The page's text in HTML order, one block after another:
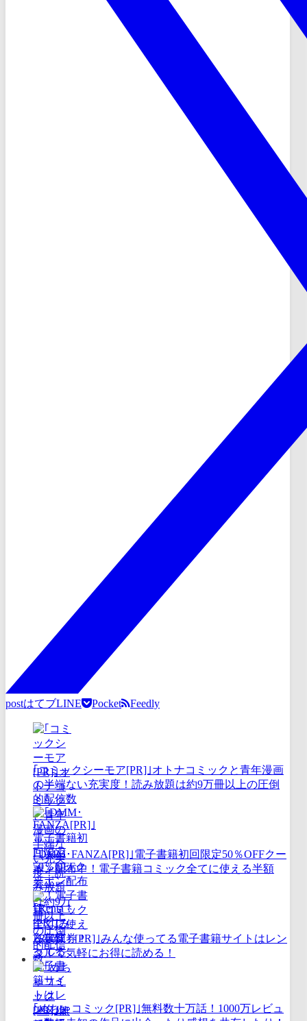
postはてブLINE Pocket Feedly
｢コミックシーモア[PR]｣オトナコミックと青年漫画
の半端ない充実度！読み放題は約9万冊以上の圧倒
的配信数
｢DMM･FANZA[PR]｣電子書籍初回限定50％OFFクー
ポン配布中！電子書籍コミック全てに使える半額
券！
｢Renta！[PR]｣みんな使ってる電子書籍サイトはレン
タルで気軽にお得に読める！
｢めちゃコミック[PR]｣無料数十万話！1000万レビュ